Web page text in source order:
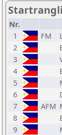
Nr.
1
FM
2
3
4
5
6
7
AFM
8
9